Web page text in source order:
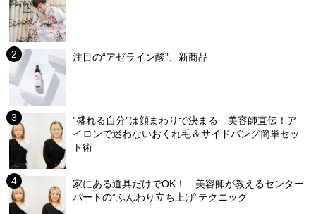
注目の“アゼライン酸”、新商品
“盛れる自分”は顔まわりで決まる 美容師直伝！ア
イロンで迷わないおくれ毛＆サイドバング簡単セッ
ト術
家にある道具だけでOK！ 美容師が教えるセンター
パートの”ふんわり立ち上げ”テクニック